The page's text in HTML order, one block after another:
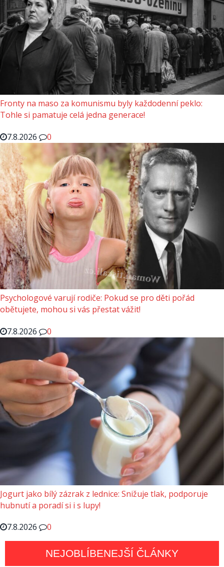
Fronty na maso za komunismu byly každodenní peklo:
Tohle si pamatuje celá jedna generace!
7.8.2026
0
Psychologové varují rodiče: Pokud se pro děti pořád
obětujete, mohou si vás přestat vážit!
7.8.2026
0
Jogurt jako bílý zázrak z lednice: Snižuje tlak, podporuje
hubnutí a poradí si i s lupy!
7.8.2026
0
NEJOBLÍBENEJŠÍ ČLÁNKY